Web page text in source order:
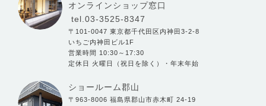
オンラインショップ窓口
tel.03-3525-8347
〒101-0047 東京都千代田区内神田3-2-8
いちご内神田ビル1F
営業時間 10:30～17:30
定休日 火曜日（祝日を除く）・年末年始
ショールーム郡山
〒963-8006 福島県郡山市赤木町 24-19